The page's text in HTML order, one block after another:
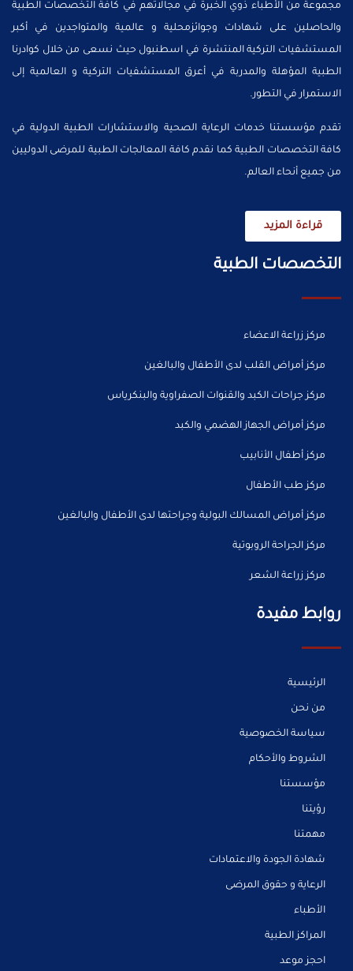
مجموعة من الأطباء ذوي الخبرة في مجالاتهم في كافة التخصصات الطبية
والحاصلين على شهادات وجوائزمحلية و عالمية والمتواجدين في أكبر
المستشفيات التركية المنتشرة في اسطنبول حيث نسعى من خلال كوادرنا
الطبية المؤهلة والمدربة في أعرق المستشفيات التركية و العالمية إلى
الاستمرار في التطور.
تقدم مؤسستنا خدمات الرعاية الصحية والاستشارات الطبية الدولية في
كافة التخصصات الطبية كما نقدم كافة المعالجات الطبية للمرضى الدوليين
من جميع أنحاء العالم.
قراءة المزيد
التخصصات الطبية
مركز زراعة الاعضاء
مركز أمراض القلب لدى الأطفال والبالغين
مركز جراحات الكبد والقنوات الصفراوية والبنكرياس
مركز أمراض الجهاز الهضمي والكبد
مركز أطفال الأنابيب
مركز طب الأطفال
مركز أمراض المسالك البولية وجراحتها لدى الأطفال والبالغين
مركز الجراحة الروبوتية
مركز زراعة الشعر
روابط مفيدة
الرئيسية
من نحن
سياسة الخصوصية
الشروط والأحكام
مؤسستنا
رؤيتنا
مهمتنا
شهادة الجودة والاعتمادات
الرعاية و حقوق المرضى
الأطباء
المراكز الطبية
احجز موعد